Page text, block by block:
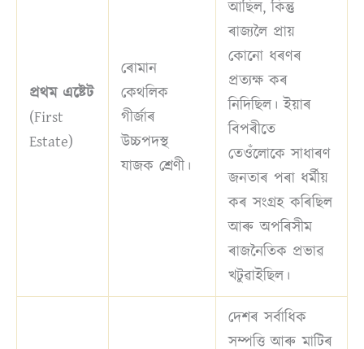
প্ৰথম এষ্টেট
(First
Estate)
ৰোমান
কেথলিক
গীৰ্জাৰ
উচ্চপদস্থ
যাজক শ্ৰেণী।
আছিল, কিন্তু
ৰাজ্যলৈ প্ৰায়
কোনো ধৰণৰ
প্ৰত্যক্ষ কৰ
নিদিছিল। ইয়াৰ
বিপৰীতে
তেওঁলোকে সাধাৰণ
জনতাৰ পৰা ধৰ্মীয়
কৰ সংগ্ৰহ কৰিছিল
আৰু অপৰিসীম
ৰাজনৈতিক প্ৰভাৱ
খটুৱাইছিল।
দেশৰ সৰ্বাধিক
সম্পত্তি আৰু মাটিৰ